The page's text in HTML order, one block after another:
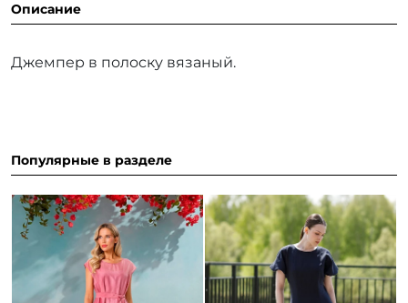
Описание
Джемпер в полоску вязаный.
Популярные в разделе